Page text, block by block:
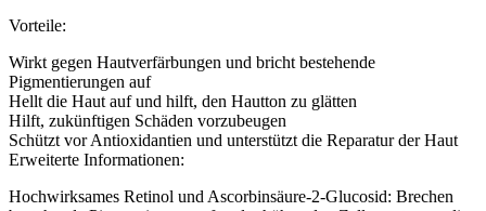
Vorteile:
Wirkt gegen Hautverfärbungen und bricht bestehende
Pigmentierungen auf
Hellt die Haut auf und hilft, den Hautton zu glätten
Hilft, zukünftigen Schäden vorzubeugen
Schützt vor Antioxidantien und unterstützt die Reparatur der Haut
Erweiterte Informationen:
Hochwirksames Retinol und Ascorbinsäure-2-Glucosid: Brechen